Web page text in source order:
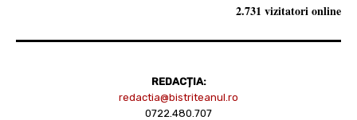
2.731 vizitatori online
REDACȚIA:
redactia@bistriteanul.ro
0722.480.707